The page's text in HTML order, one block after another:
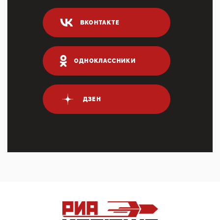
04:47, 10 Апреля 2026
ИНН для переводов по СБП это первый шаг из
логических двухЗаполнение ИНН при любых
переводах по ...
03:35, 10 Апреля 2026
Суммарное вознаграждение менеджменту в 15
крупных банках по итогам 2025 года превысило 63
03:01, 10 Апреля 2026
Террорист и убийца Буданов вальяжно сообщил,
что союзники просили Киев не наносить удары по
входМошенники активно пользуются аккаунтами на
Госуслугах уме...
ВКОНТАКТЕ
ОДНОКЛАССНИКИ
ДЗЕН